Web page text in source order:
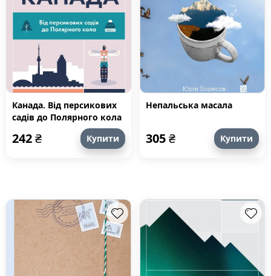
Канада. Від персикових
садів до Полярного кола
242₴ Купити
Непальська масала
305₴ Купити